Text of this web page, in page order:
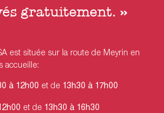
gratuitement. »
est située sur la route de Meyrin en
accueille:
à 12h00 et de 13h30 à 17h00
et de 13h30 à 16h30